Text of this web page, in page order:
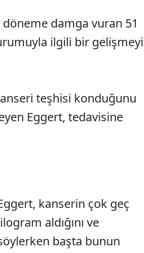
damga vuran 51
ilgili bir gelişmeyi
teşhisi konduğunu
Eggert, tedavisine
kanserin çok geç
aldığını ve
başta bunun